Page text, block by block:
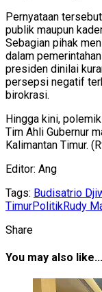
Pernyataan
publik maupun
Sebagian pihak
dalam
presiden dinilai
persepsi negatif
birokrasi.
Hingga kini,
Tim Ahli Gubernur
Kalimantan Timur.
Editor: Ang
Tags: Budisatrio
TimurPolitikRudy
Share
You may also like...